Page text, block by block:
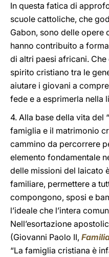
In questa fatica di
scuole cattoliche, che
Gabon, sono delle opere
hanno contribuito a
di altri paesi africani.
spirito cristiano tra le
aiutare i giovani a
fede e a esprimerla nella
4. Alla base della vita del
famiglia e il matrimonio
cammino da percorrere
elemento fondamentale
delle missioni del laicato
familiare, permettere a
compongono, sposi e
l’ideale che l’intera
Nell’esortazione
(Giovanni Paolo II,
“La famiglia cristiana è